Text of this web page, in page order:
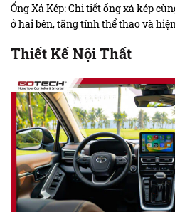
Ống Xả Kép: Chi tiết ống xả kép
ở hai bên, tăng tính thể thao và
Thiết Kế Nội Thất